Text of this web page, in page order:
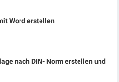
Word erstellen
nach DIN- Norm erstellen und